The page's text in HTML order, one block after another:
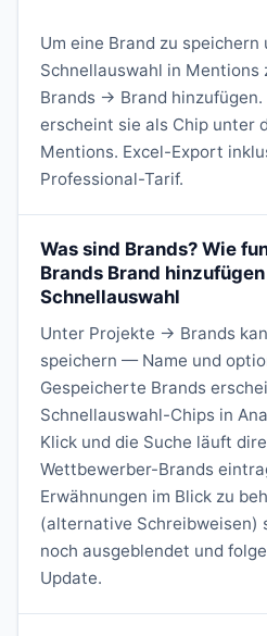
Um eine Brand zu speichern
Schnellauswahl in
Brands → Brand
erscheint sie als Chip unter
Mentions. Excel-Export
Professional-Tarif.
Was sind Brands? Wie
Brands Brand
Schnellauswahl
Unter Projekte → Brands
speichern — Name und
Gespeicherte Brands
Schnellauswahl-Chips in
Klick und die Suche läuft
Wettbewerber-Brands
Erwähnungen im Blick zu
(alternative Schreibweisen)
noch ausgeblendet und
Update.